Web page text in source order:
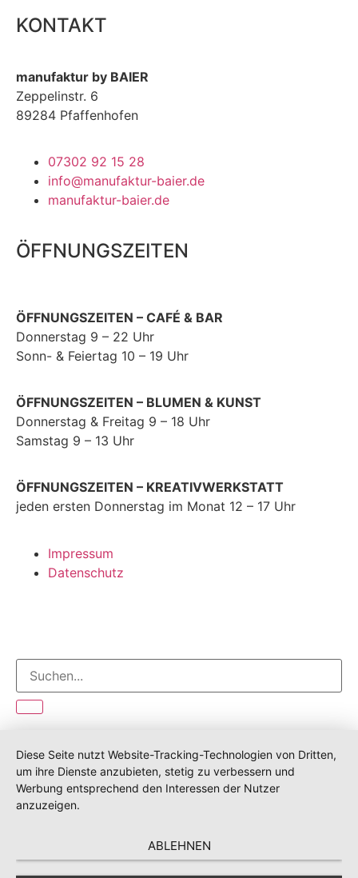
KONTAKT
manufaktur by BAIER
Zeppelinstr. 6
89284 Pfaffenhofen
07302 92 15 28
info@manufaktur-baier.de
manufaktur-baier.de
ÖFFNUNGSZEITEN
ÖFFNUNGSZEITEN – CAFÉ & BAR
Donnerstag 9 – 22 Uhr
Sonn- & Feiertag 10 – 19 Uhr
ÖFFNUNGSZEITEN – BLUMEN & KUNST
Donnerstag & Freitag 9 – 18 Uhr
Samstag 9 – 13 Uhr
ÖFFNUNGSZEITEN – KREATIVWERKSTATT
jeden ersten Donnerstag im Monat 12 – 17 Uhr
Impressum
Datenschutz
Diese Seite nutzt Website-Tracking-Technologien von Dritten,
um ihre Dienste anzubieten, stetig zu verbessern und
Werbung entsprechend den Interessen der Nutzer
anzuzeigen.
ABLEHNEN